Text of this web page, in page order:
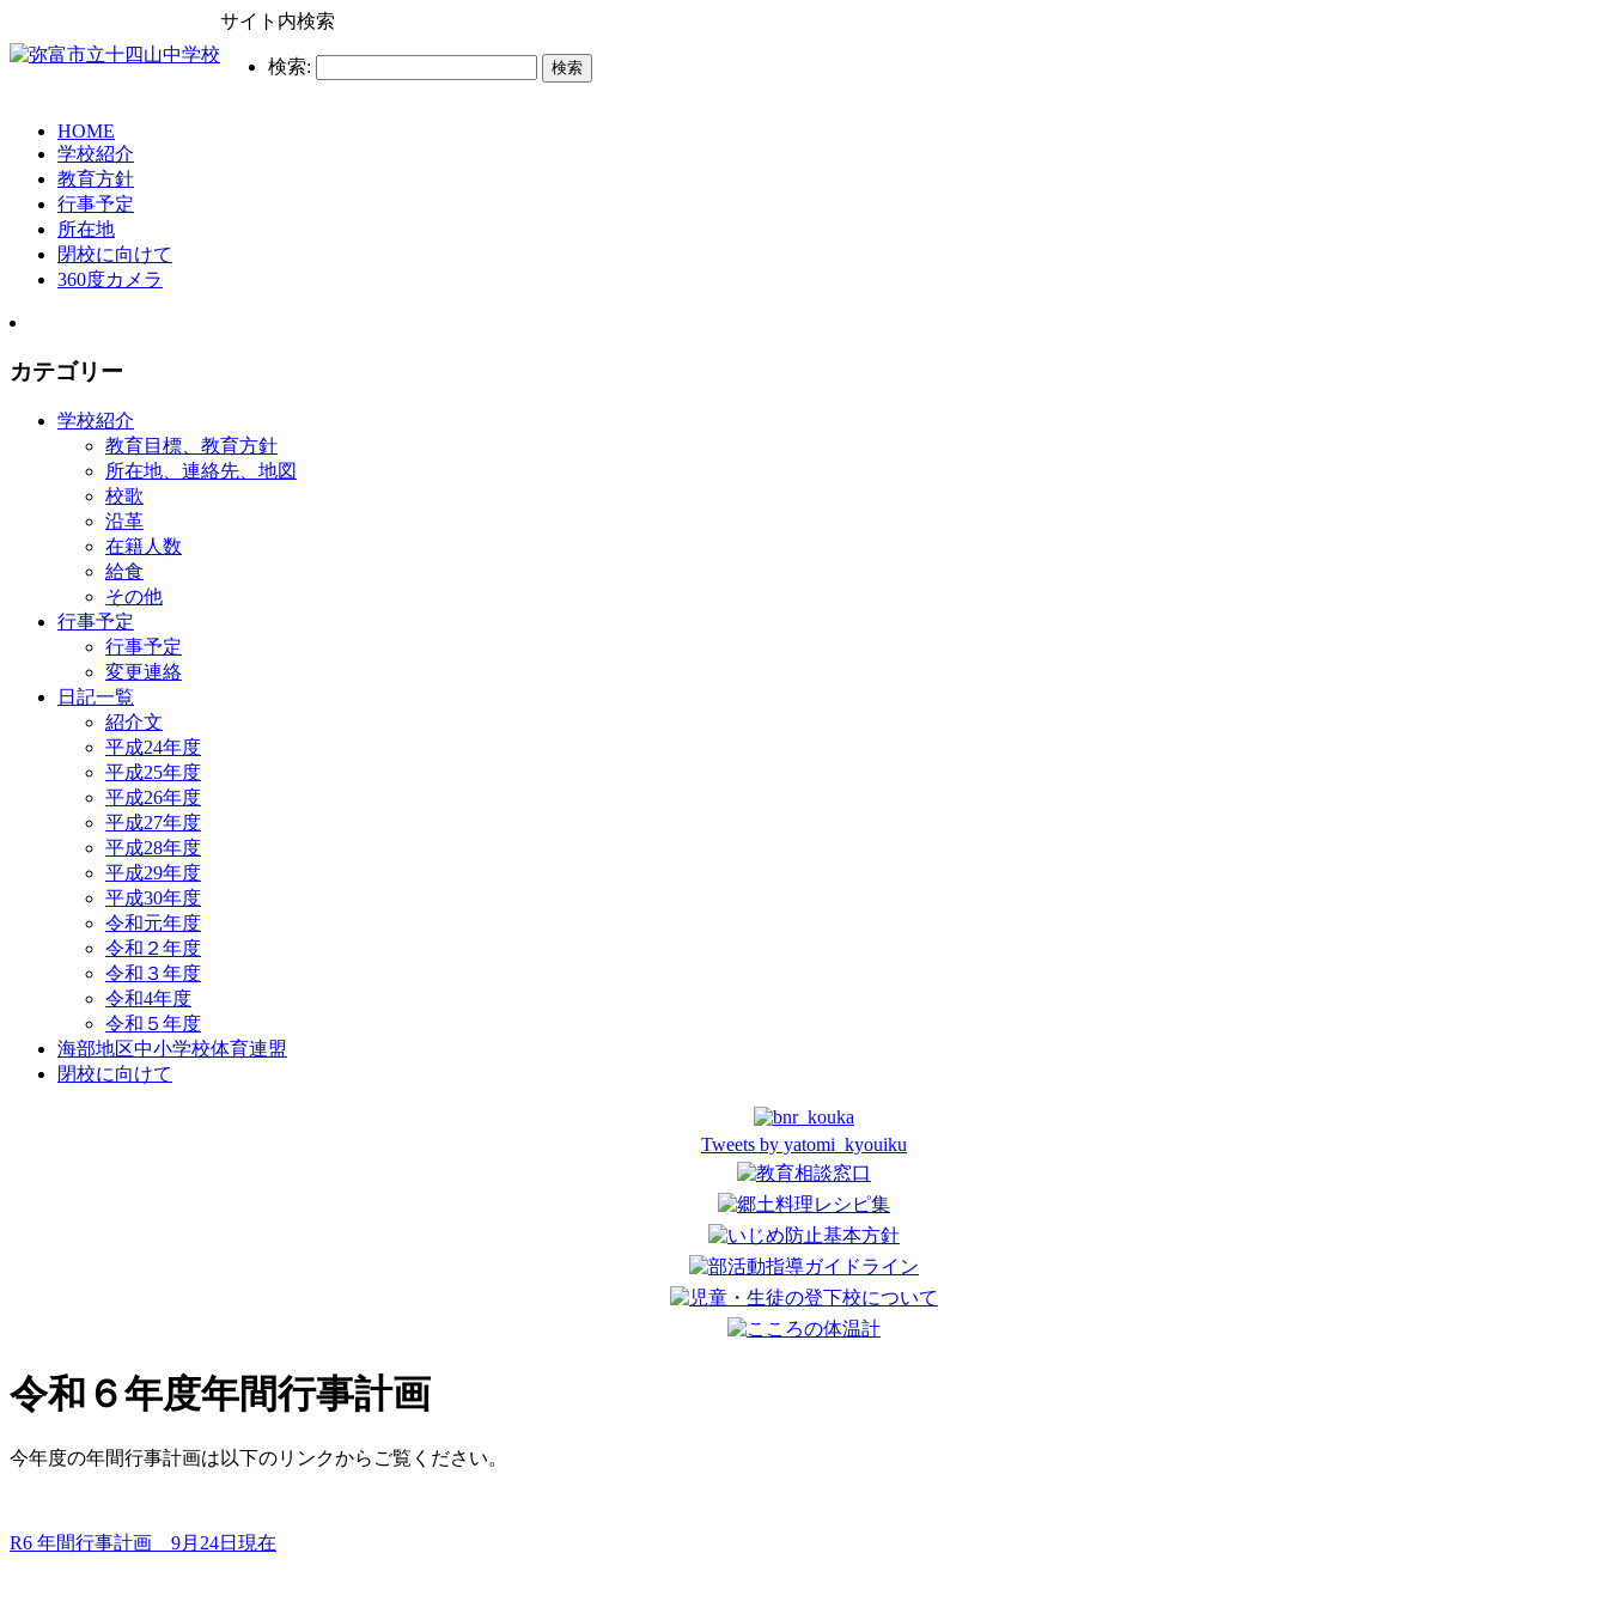
サイト内検索
検索:
HOME
学校紹介
教育方針
行事予定
所在地
閉校に向けて
360度カメラ
カテゴリー
学校紹介
教育目標、教育方針
所在地、連絡先、地図
校歌
沿革
在籍人数
給食
その他
行事予定
行事予定
変更連絡
日記一覧
紹介文
平成24年度
平成25年度
平成26年度
平成27年度
平成28年度
平成29年度
平成30年度
令和元年度
令和２年度
令和３年度
令和4年度
令和５年度
海部地区中小学校体育連盟
閉校に向けて
Tweets by yatomi_kyouiku
令和６年度年間行事計画
今年度の年間行事計画は以下のリンクからご覧ください。
R6 年間行事計画 9月24日現在